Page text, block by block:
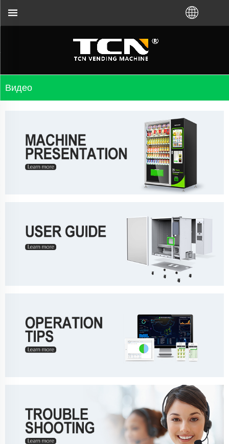
Видео
за насоки и отстраняване на